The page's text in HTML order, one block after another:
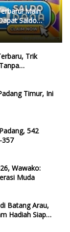
Main
Saldo
Trik
Timur, Ini
542
357
Wawako:
Muda
Batang Arau,
Hadiah Siap
Padang